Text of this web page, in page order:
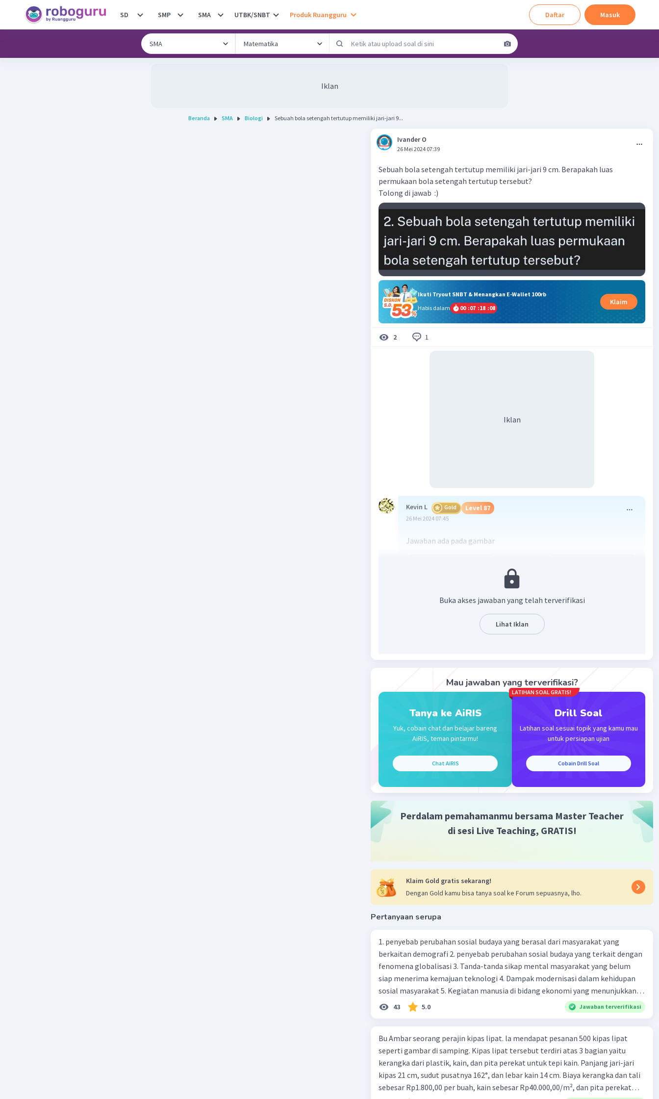
SD SMP SMA UTBK/SNBT Produk Ruangguru Daftar Masuk
Iklan
Beranda SMA Biologi Sebuah bola setengah tertutup memiliki jari-jari 9...
Ivander O
26 Mei 2024 07:39
Sebuah bola setengah tertutup memiliki jari-jari 9 cm. Berapakah luas
permukaan bola setengah tertutup tersebut?
Tolong di jawab :)
Ikuti Tryout SNBT & Menangkan E-Wallet 100rb
Habis dalam
00 :07 :18 :07
Klaim
2 1
Iklan
Kevin L Gold Level 87
26 Mei 2024 07:45
Jawaban ada pada gambar
Iklan
Buka akses jawaban yang telah terverifikasi
Lihat Iklan
Mau jawaban yang terverifikasi?
Tanya ke AiRIS
Yuk, cobain chat dan belajar bareng
AiRIS, teman pintarmu!
Chat AiRIS
LATIHAN SOAL GRATIS!
Drill Soal
Latihan soal sesuai topik yang kamu mau
untuk persiapan ujian
Cobain Drill Soal
Perdalam pemahamanmu bersama Master Teacher
di sesi Live Teaching, GRATIS!
Klaim Gold gratis sekarang!
Dengan Gold kamu bisa tanya soal ke Forum sepuasnya, lho.
Pertanyaan serupa
1. penyebab perubahan sosial budaya yang berasal dari masyarakat yang
berkaitan demografi 2. penyebab perubahan sosial budaya yang terkait dengan
fenomena globalisasi 3. Tanda-tanda sikap mental masyarakat yang belum
siap menerima kemajuan teknologi 4. Dampak modernisasi dalam kehidupan
sosial masyarakat 5. Kegiatan manusia di bidang ekonomi yang menunjukkan
perubahan ke arah modernisasi 6. Contoh pengaruh modernisasi di bidang ilmu
pengetahuan dan pendidikan terhadap pola pikir masyarakat 7. Konsep
pahaman, salah satunya kesalahan tersebut menganggap jika menjadi modern
adalah mengikuti... 8. arti dari globalisasi 9. Bentuk kearifan lokal di wilayah
Madura yang berperan dalam pengelolaan SDA dan dukungan dalam bentuk
kebudayaan 10. Syarat menjaga tradisi kearifan lokal di Nusantara 11. Ciri uang
kartal, giral 12. Syarat melakukan kegiatan barter 13. Arti dari durability yang
43 5.0 Jawaban terverifikasi
Bu Ambar seorang perajin kipas lipat. la mendapat pesanan 500 kipas lipat
seperti gambar di samping. Kipas lipat tersebut terdiri atas 3 bagian yaitu
kerangka dari plastik, kain, dan pita perekat untuk tepi kain. Panjang jari-jari
kipas 21 cm, sudut pusatnya 162°, dan lebar kain 14 cm. Biaya kerangka dan tali
sebesar Rp1.800,00 per buah, kain sebesar Rp40.000,00/m², dan pita perekat